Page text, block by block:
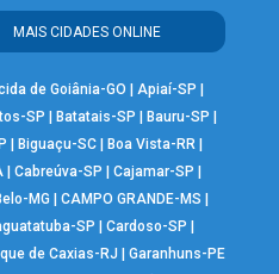
MAIS CIDADES ONLINE
de Goiânia-GO Apiaí-SP
SP Batatais-SP Bauru-SP
Biguaçu-SC Boa Vista-RR
| Cabreúva-SP Cajamar-SP
MG |CAMPO GRANDE-MS
SP Cardoso-SP
de Caxias-RJ
Garanhuns-PE